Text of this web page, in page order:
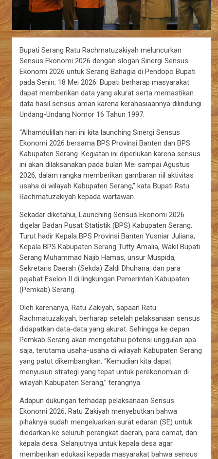
Bupati Serang Ratu Rachmatuzakiyah meluncurkan
Sensus Ekonomi 2026 dengan slogan Sinergi Sensus
Ekonomi 2026 untuk Serang Bahagia di Pendopo Bupati
pada Senin, 18 Mei 2026. Bupati berharap masyarakat
dapat memberikan data yang akurat serta memastikan
data hasil sensus aman karena kerahasiaannya dilindungi
Undang-Undang Nomor 16 Tahun 1997.
“Alhamdulillah hari ini kita launching Sinergi Sensus
Ekonomi 2026 bersama BPS Provinsi Banten dan BPS
Kabupaten Serang. Kegiatan ini diperlukan karena sensus
ini akan dilaksanakan pada bulan Mei sampai Agustus
2026, dalam rangka memberikan gambaran riil aktivitas
usaha di wilayah Kabupaten Serang,” kata Bupati Ratu
Rachmatuzakiyah kepada wartawan.
Sekadar diketahui, Launching Sensus Ekonomi 2026
digelar Badan Pusat Statistik (BPS) Kabupaten Serang.
Turut hadir Kepala BPS Provinsi Banten Yusniar Juliana,
Kepala BPS Kabupaten Serang Tutty Amalia, Wakil Bupati
Serang Muhammad Najib Hamas, unsur Muspida,
Sekretaris Daerah (Sekda) Zaldi Dhuhana, dan para
pejabat Eselon II di lingkungan Pemerintah Kabupaten
(Pemkab) Serang.
Oleh karenanya, Ratu Zakiyah, sapaan Ratu
Rachmatuzakiyah, berharap setelah pelaksanaan sensus
didapatkan data-data yang akurat. Sehingga ke depan
Pemkab Serang akan mengetahui potensi unggulan apa
saja, terutama usaha-usaha di wilayah Kabupaten Serang
yang patut dikembangkan. “Kemudian kita dapat
menyusun strategi yang tepat untuk perekonomian di
wilayah Kabupaten Serang,” terangnya.
Adapun dukungan terhadap pelaksanaan Sensus
Ekonomi 2026, Ratu Zakiyah menyebutkan bahwa
pihaknya sudah mengeluarkan surat edaran (SE) untuk
diedarkan ke seluruh perangkat daerah, para camat, dan
kepala desa. Selanjutnya untuk kepala desa agar
memberikan edukasi kepada masyarakat bahwa sensus